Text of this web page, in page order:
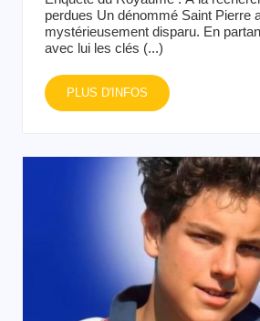
perdues Un dénommé Saint Pierre
mystérieusement disparu. En
avec lui les clés (...)
PLUS D'INFOS